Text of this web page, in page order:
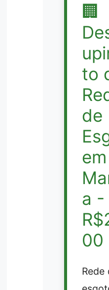
🏢
to
de
a -
00
Rede